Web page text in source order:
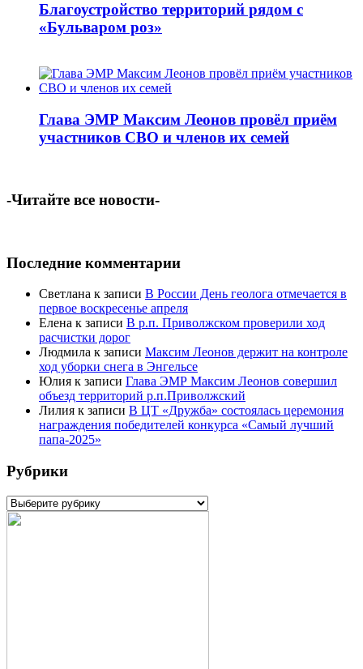
Благоустройство территорий рядом с
«Бульваром роз»
Глава ЭМР Максим Леонов провёл приём
участников СВО и членов их семей
-Читайте все новости-
Последние комментарии
Светлана к записи В России День геолога отмечается в
первое воскресенье апреля
Елена к записи В р.п. Приволжском проверили ход
расчистки дорог
Людмила к записи Максим Леонов держит на контроле
ход уборки снега в Энгельсе
Юлия к записи Глава ЭМР Максим Леонов совершил
объезд территорий р.п.Приволжский
Лилия к записи В ЦТ «Дружба» состоялась церемония
награждения победителей конкурса «Самый лучший
папа-2025»
Рубрики
Рубрики